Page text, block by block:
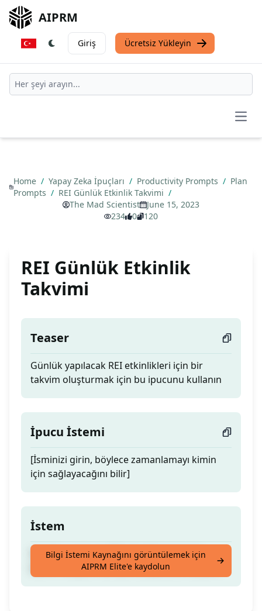
AIPRM
Giriş Ücretsiz Yükleyin
Home / Yapay Zeka İpuçları / Productivity Prompts / Plan
Prompts / REI Günlük Etkinlik Takvimi /
The Mad Scientist
June 15, 2023
234
0 120
REI Günlük Etkinlik
Takvimi
Teaser
Günlük yapılacak REI etkinlikleri için bir
takvim oluşturmak için bu ipucunu kullanın
İpucu İstemi
[İsminizi girin, böylece zamanlamayı kimin
için sağlayacağını bilir]
İstem
Günlük yapılacak REI etkinlikleri için bir
takvim oluşturmak için bu ipucunu kullanın
Bilgi İstemi Kaynağını görüntülemek için
AIPRM Elite'e kaydolun